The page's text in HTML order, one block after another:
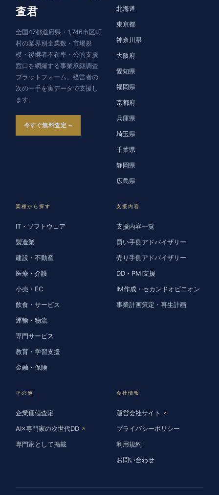
査君
全国47都道府県・1,746市区町
村の業界別企業数・市場規
模・後継者不在率・公的支援
窓口を網羅する事業承継調査
プラットフォーム。経営者の
次の一手を実データで支援し
ます。
今すぐ無料査定
北海道
東京都
神奈川県
大阪府
愛知県
福岡県
京都府
兵庫県
埼玉県
千葉県
静岡県
広島県
業種から探す
IT・ソフトウェア
製造業
建設・不動産
医療・介護
小売・EC
飲食・サービス
運輸・物流
専門サービス
教育・学習支援
金融・保険
支援内容
支援内容一覧
買い手側アドバイザリー
売り手側アドバイザリー
DD・PMI支援
IM作成・セカンドオピニオン
事業計画策定・再生計画
その他
企業価値査定
AI×専門家の次世代DD ↗
専門家として掲載
会社情報
運営会社サイト ↗
プライバシーポリシー
利用規約
お問い合わせ